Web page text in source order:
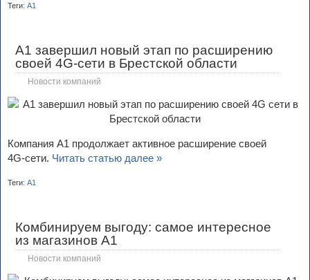
Теги: А1
А1 завершил новый этап по расширению
своей 4G-сети в Брестской области
Новости компаний
Компания А1 продолжает активное расширение своей
4G‑сети. Читать статью далее »
Теги: А1
Комбинируем выгоду: самое интересное
из магазинов А1
Новости компаний